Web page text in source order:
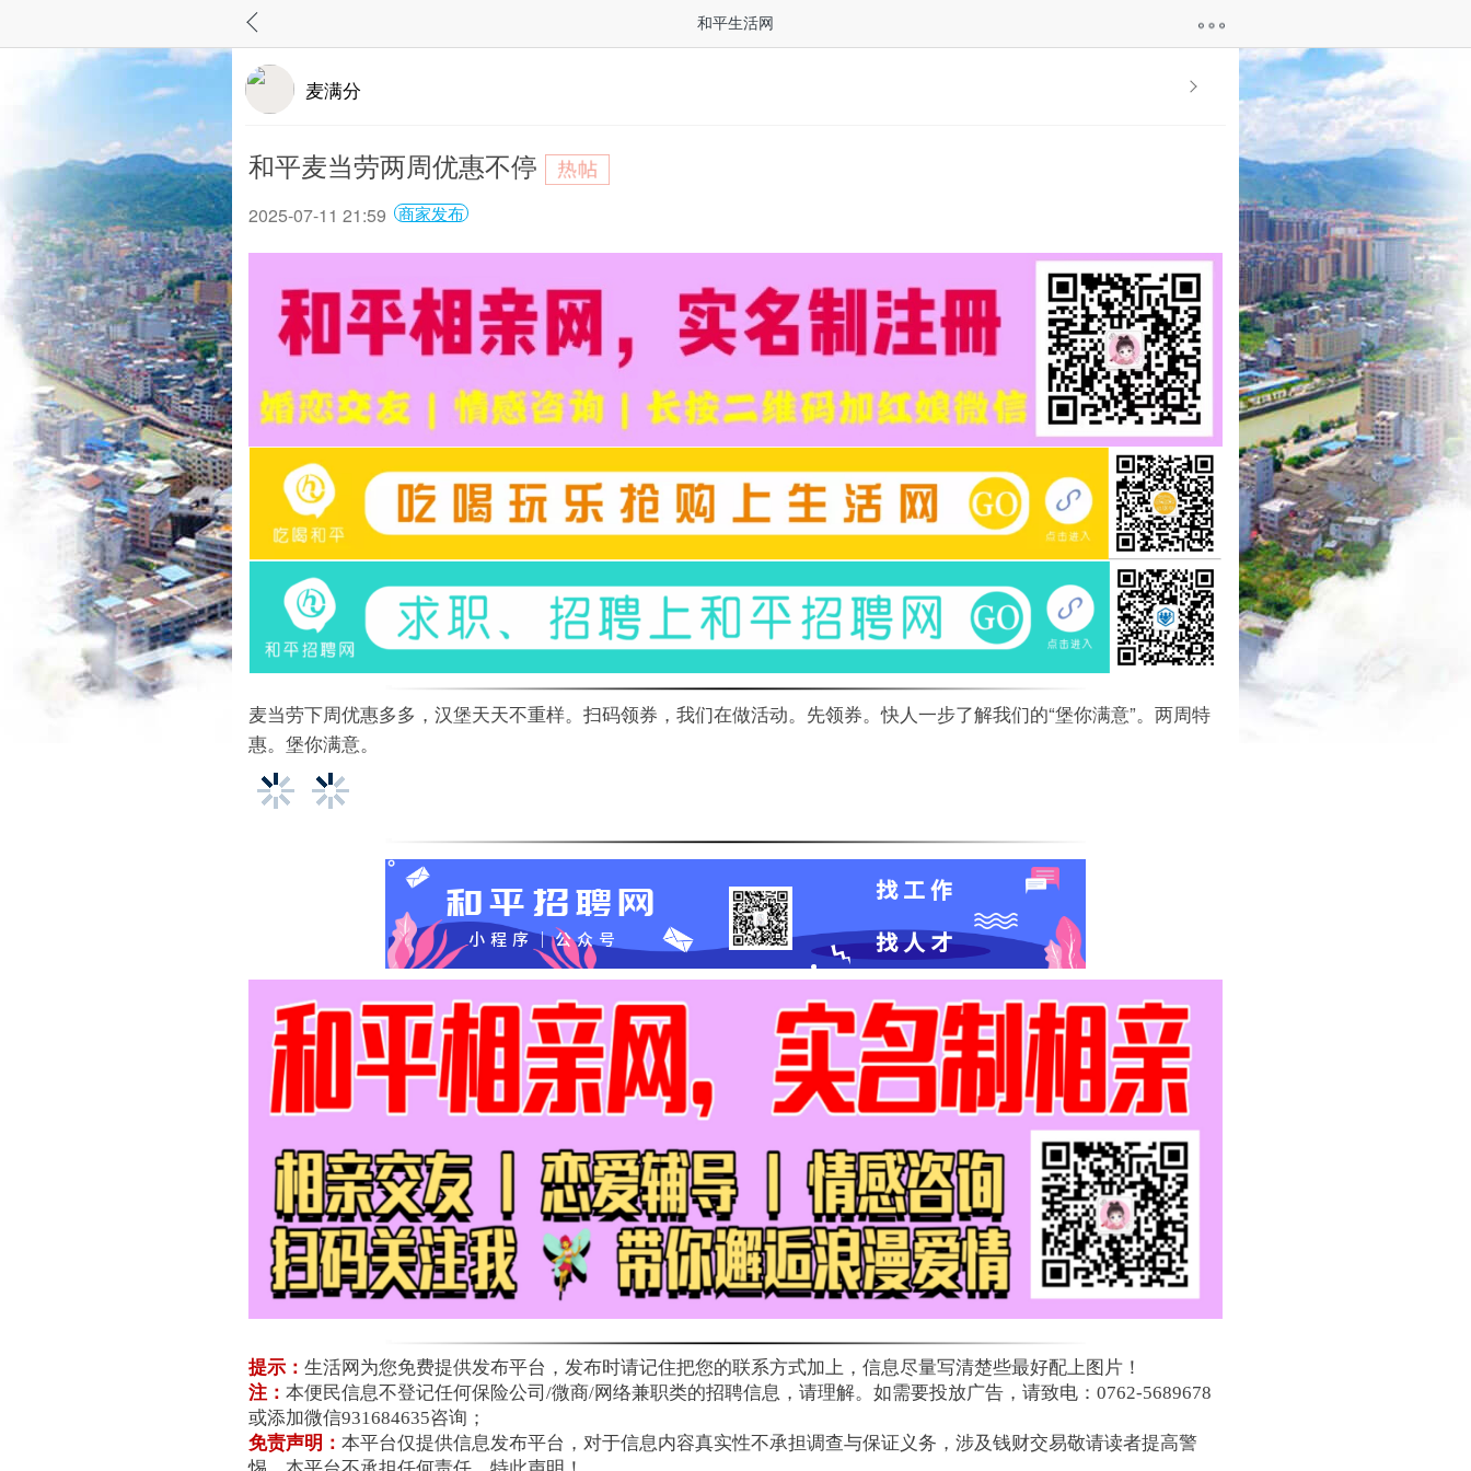
和平生活网
麦满分
和平麦当劳两周优惠不停
2025-07-11 21:59 商家发布
麦当劳下周优惠多多，汉堡天天不重样。扫码领券，我们在做活动。先领券。快人一步了解我们的“堡你满意”。两周特
惠。堡你满意。
提示： 生活网为您免费提供发布平台，发布时请记住把您的联系方式加上，信息尽量写清楚些最好配上图片！
注： 本便民信息不登记任何保险公司/微商/网络兼职类的招聘信息，请理解。如需要投放广告，请致电：0762-5689678
或添加微信931684635咨询；
免责声明： 本平台仅提供信息发布平台，对于信息内容真实性不承担调查与保证义务，涉及钱财交易敬请读者提高警